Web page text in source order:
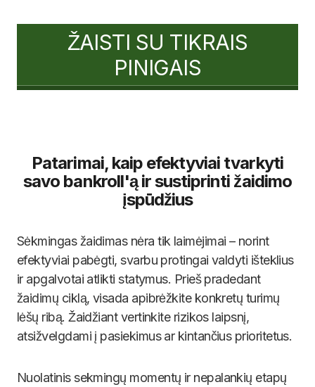
ŽAISTI SU TIKRAIS
PINIGAIS
Patarimai, kaip efektyviai tvarkyti
savo bankroll'ą ir sustiprinti žaidimo
įspūdžius
Sėkmingas žaidimas nėra tik laimėjimai – norint
efektyviai pabėgti, svarbu protingai valdyti išteklius
ir apgalvotai atlikti statymus. Prieš pradedant
žaidimų ciklą, visada apibrėžkite konkretų turimų
lėšų ribą. Žaidžiant vertinkite rizikos laipsnį,
atsižvelgdami į pasiekimus ar kintančius prioritetus.
Nuolatinis sekmingų momentų ir nepalankių etapų